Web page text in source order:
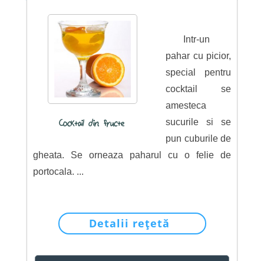
Cocktail din fructe
Intr-un
pahar cu picior,
special pentru
cocktail se
amesteca
sucurile si se
pun cuburile de
gheata. Se orneaza paharul cu o felie de
portocala. ...
Detalii rețetă